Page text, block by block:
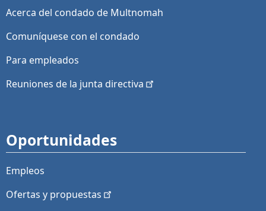
Acerca del condado de Multnomah
Comuníquese con el condado
Para empleados
Reuniones de la junta directiva
Oportunidades
Empleos
Ofertas y propuestas